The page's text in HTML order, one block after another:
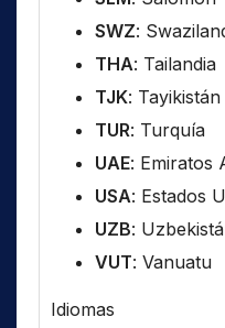
SWZ:
THA: Tailandia
TJK: Tayikistán
TUR: Turquía
UAE: Emiratos
USA: Estados
UZB:
VUT: Vanuatu
Idiomas